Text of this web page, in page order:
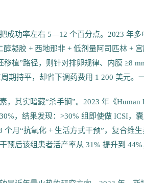
成功率左右 5—12 个百分点。2023 年
醇凝胶 + 西地那非 + 低剂量阿司匹林 +
移植”路径，则针对排卵规律、内膜 ≥8
期持平，却省下调药费用 1 200 美元。
，其实暗藏“杀手锏”。2023 年《
，结果发现：>30% 组即使做 ICSI，
个月“抗氧化 + 生活方式干预”，复合维
预后该组患者活产率从 31% 提升到